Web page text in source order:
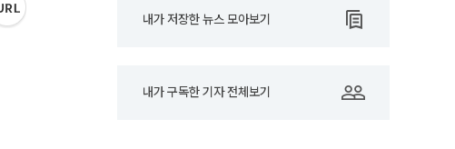
내가 저장한 뉴스 모아보기
내가 구독한 기자 전체보기